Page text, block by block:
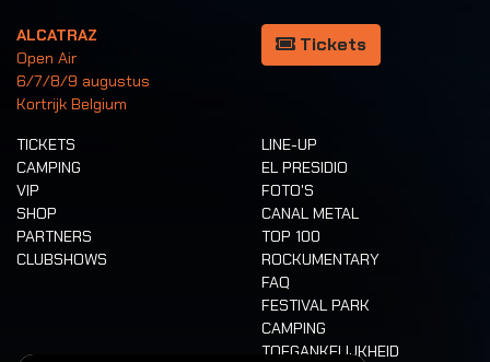
ALCATRAZ
Open Air
6/7/8/9 augustus
Kortrijk Belgium
Tickets
TICKETS
CAMPING
VIP
SHOP
PARTNERS
CLUBSHOWS
LINE-UP
EL PRESIDIO
FOTO'S
CANAL METAL
TOP 100
ROCKUMENTARY
FAQ
FESTIVAL PARK
CAMPING
TOEGANKELIJKHEID